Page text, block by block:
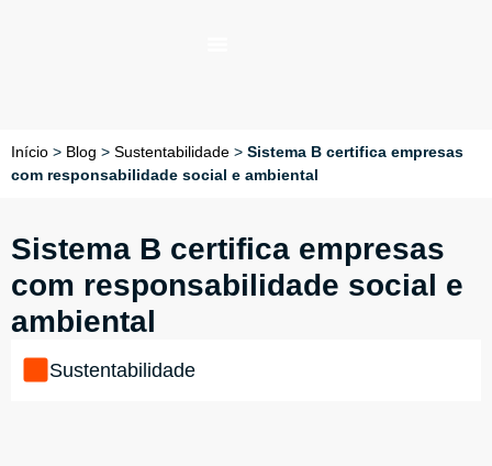
Início > Blog > Sustentabilidade > Sistema B certifica empresas
com responsabilidade social e ambiental
Sistema B certifica empresas
com responsabilidade social e
ambiental
Sustentabilidade